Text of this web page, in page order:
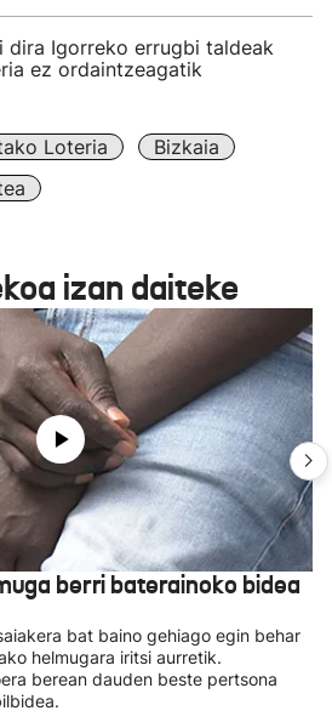
dira Igorreko errugbi taldeak
ez ordaintzeagatik
Loteria
Bizkaia
izan daiteke
berri baterainoko bidea
bat baino gehiago egin behar
helmugara iritsi aurretik.
berean dauden beste pertsona